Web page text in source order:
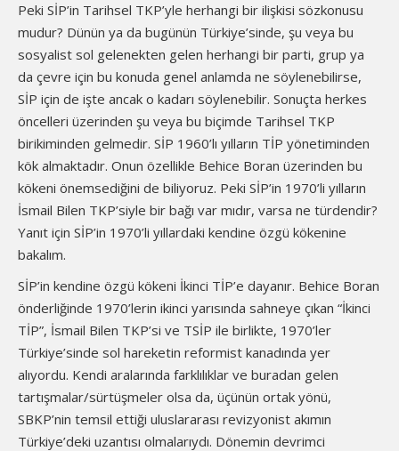
Peki SİP’in Tarihsel TKP’yle herhangi bir ilişkisi sözkonusu
mudur? Dünün ya da bugünün Türkiye’sinde, şu veya bu
sosyalist sol gelenekten gelen herhangi bir parti, grup ya
da çevre için bu konuda genel anlamda ne söylenebilirse,
SİP için de işte ancak o kadarı söylenebilir. Sonuçta herkes
öncelleri üzerinden şu veya bu biçimde Tarihsel TKP
birikiminden gelmedir. SİP 1960’lı yılların TİP yönetiminden
kök almaktadır. Onun özellikle Behice Boran üzerinden bu
kökeni önemsediğini de biliyoruz. Peki SİP’in 1970’li yılların
İsmail Bilen TKP’siyle bir bağı var mıdır, varsa ne türdendir?
Yanıt için SİP’in 1970’li yıllardaki kendine özgü kökenine
bakalım.
SİP’in kendine özgü kökeni İkinci TİP’e dayanır. Behice Boran
önderliğinde 1970’lerin ikinci yarısında sahneye çıkan “İkinci
TİP”, İsmail Bilen TKP’si ve TSİP ile birlikte, 1970’ler
Türkiye’sinde sol hareketin reformist kanadında yer
alıyordu. Kendi aralarında farklılıklar ve buradan gelen
tartışmalar/sürtüşmeler olsa da, üçünün ortak yönü,
SBKP’nin temsil ettiği uluslararası revizyonist akımın
Türkiye’deki uzantısı olmalarıydı. Dönemin devrimci